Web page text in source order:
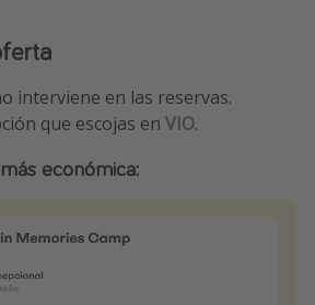
interviene en las reservas.
que escojas en VIO.
económica: